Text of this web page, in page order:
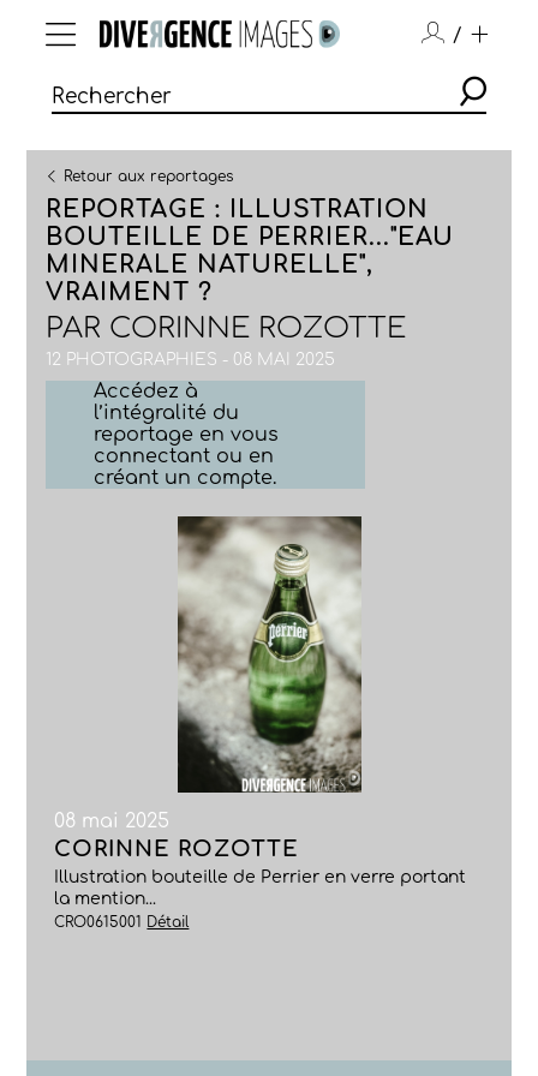
/
Retour aux reportages
REPORTAGE : ILLUSTRATION
BOUTEILLE DE PERRIER..."EAU
MINERALE NATURELLE",
VRAIMENT ?
PAR CORINNE ROZOTTE
12 PHOTOGRAPHIES - 08 MAI 2025
Accédez à
l’intégralité du
reportage en vous
connectant ou en
créant un compte.
08 mai 2025
CORINNE ROZOTTE
Illustration bouteille de Perrier en verre portant
la mention...
CRO0615001 Détail